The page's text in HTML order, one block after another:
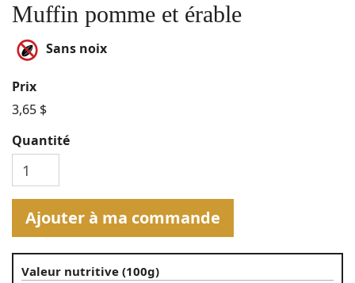
Muffin pomme et érable
Sans noix
Prix
3,65 $
Quantité
Ajouter à ma commande
Valeur nutritive (100g)